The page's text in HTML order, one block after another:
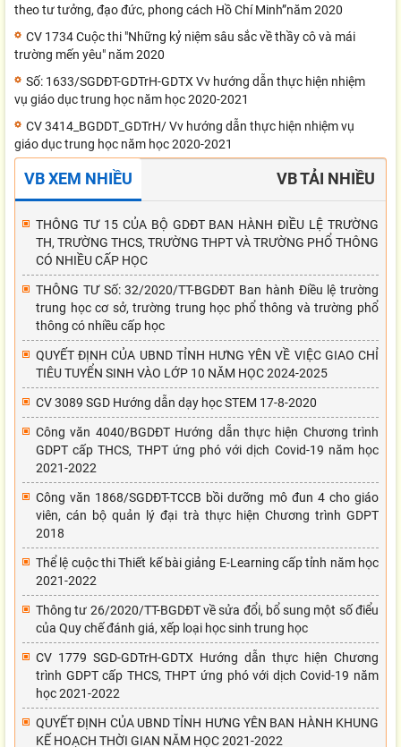
theo tư tưởng, đạo đức, phong cách Hồ Chí Minh”năm 2020
CV 1734 Cuộc thi "Những kỷ niệm sâu sắc về thầy cô và mái
trường mến yêu" năm 2020
Số: 1633/SGDĐT-GDTrH-GDTX Vv hướng dẫn thực hiện nhiệm
vụ giáo dục trung học năm học 2020-2021
CV 3414_BGDDT_GDTrH/ Vv hướng dẫn thực hiện nhiệm vụ
giáo dục trung học năm học 2020-2021
VB XEM NHIỀU VB TẢI NHIỀU
THÔNG TƯ 15 CỦA BỘ GDĐT BAN HÀNH ĐIỀU LỆ TRƯỜNG
TH, TRƯỜNG THCS, TRƯỜNG THPT VÀ TRƯỜNG PHỔ THÔNG
CÓ NHIỀU CẤP HỌC
THÔNG TƯ Số: 32/2020/TT-BGDĐT Ban hành Điều lệ trường
trung học cơ sở, trường trung học phổ thông và trường phổ
thông có nhiều cấp học
QUYẾT ĐỊNH CỦA UBND TỈNH HƯNG YÊN VỀ VIỆC GIAO CHỈ
TIÊU TUYỂN SINH VÀO LỚP 10 NĂM HỌC 2024-2025
CV 3089 SGD Hướng dẫn dạy học STEM 17-8-2020
Công văn 4040/BGDĐT Hướng dẫn thực hiện Chương trình
GDPT cấp THCS, THPT ứng phó với dịch Covid-19 năm học
2021-2022
Công văn 1868/SGDĐT-TCCB bồi dưỡng mô đun 4 cho giáo
viên, cán bộ quản lý đại trà thực hiện Chương trình GDPT
2018
Thể lệ cuộc thi Thiết kế bài giảng E-Learning cấp tỉnh năm học
2021-2022
Thông tư 26/2020/TT-BGDĐT về sửa đổi, bổ sung một số điểu
của Quy chế đánh giá, xếp loại học sinh trung học
CV 1779 SGD-GDTrH-GDTX Hướng dẫn thực hiện Chương
trình GDPT cấp THCS, THPT ứng phó với dịch Covid-19 năm
học 2021-2022
QUYẾT ĐỊNH CỦA UBND TỈNH HƯNG YÊN BAN HÀNH KHUNG
KẾ HOẠCH THỜI GIAN NĂM HỌC 2021-2022